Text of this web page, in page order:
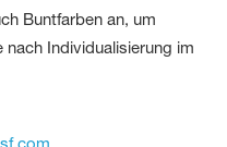
Buntfarben an, um
Individualisierung im